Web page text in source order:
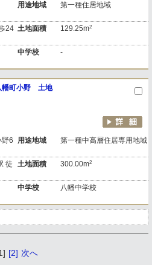
用途地域 第一種住居地域
24 土地面積 129.25m2
中学校 -
幡町小野 土地
野6
用途地域 第一種中高層住居専用地域
徒
土地面積 300.00m2
中学校 八幡中学校
[2] 次へ